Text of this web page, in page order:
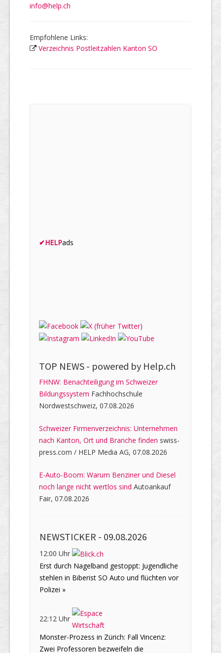
info@help.ch
Empfohlene Links:
Verzeichnis Postleitzahlen Kanton SO
✔HELPads
TOP NEWS - powered by Help.ch
FHNW: Benachteiligung im Schweizer
Bildungssystem Fachhochschule
Nordwestschweiz, 07.08.2026
Schweizer Firmenverzeichnis: Unternehmen
nach Kanton, Ort und Branche finden swiss-
press.com / HELP Media AG, 07.08.2026
E-Auto-Boom: Warum Benziner und Diesel
noch lange nicht wertlos sind Autoankauf
Fair, 07.08.2026
NEWSTICKER - 09.08.2026
12:00 Uhr
Erst durch Nagelband gestoppt: Jugendliche
stehlen in Biberist SO Auto und flüchten vor
Polizei »
22:12 Uhr
Monster-Prozess in Zürich: Fall Vincenz:
Zwei Professoren bezweifeln die